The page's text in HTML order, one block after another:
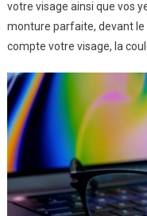
votre visage ainsi que vos
monture parfaite, devant le
compte votre visage, la